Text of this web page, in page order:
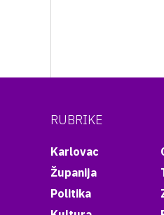
RUBRIKE
Karlovac
Županija
Politika